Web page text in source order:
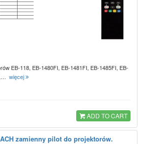
EB-118, EB-1480FI, EB-1481FI, EB-1485FI, EB-
więcej
ADD TO CART
zamienny pilot do projektorów.